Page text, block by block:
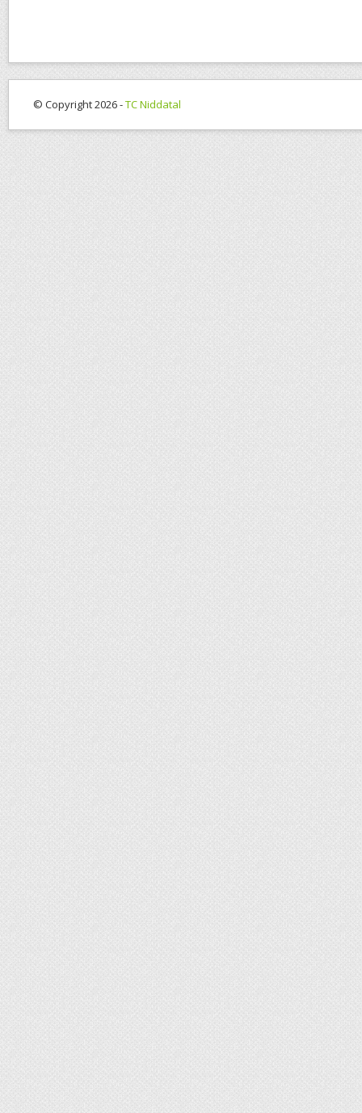
© Copyright 2026 -TC Niddatal